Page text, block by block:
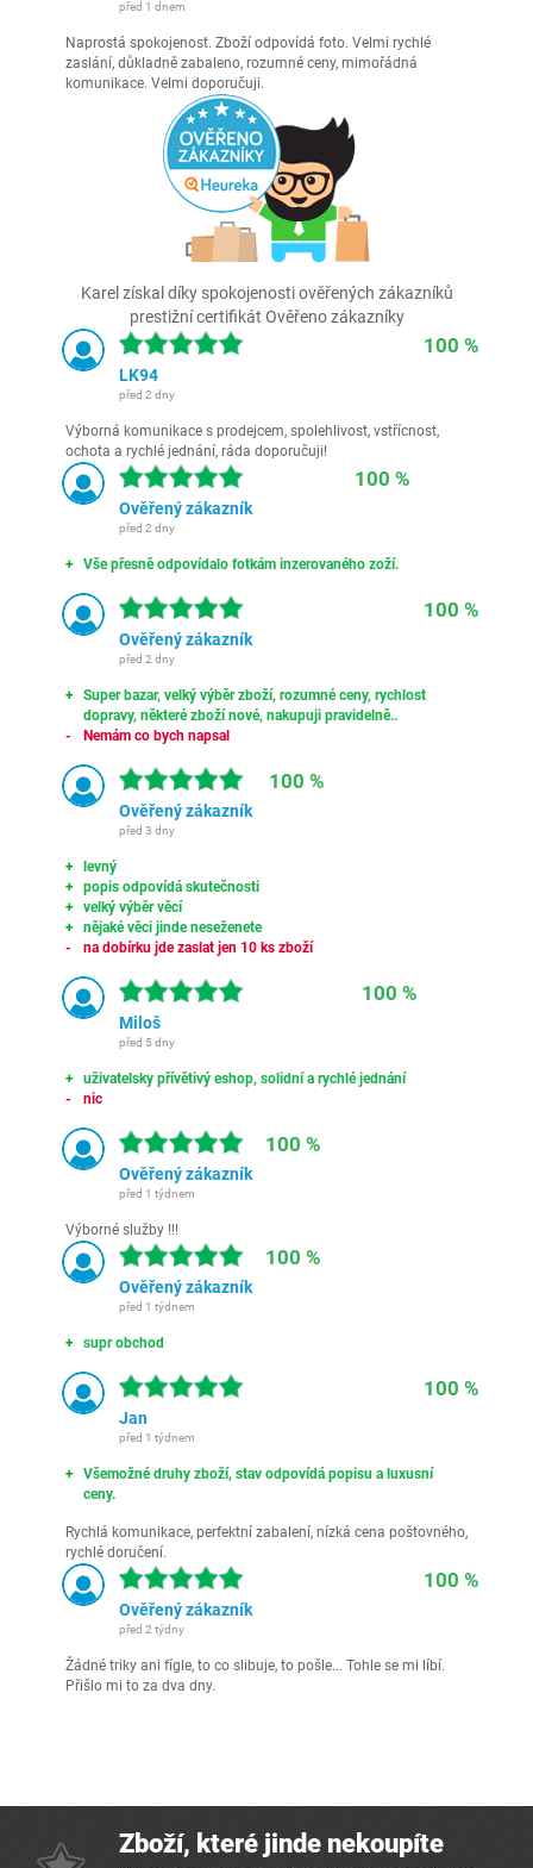
před 1 dnem
Naprostá spokojenost. Zboží odpovídá foto. Velmi rychlé
zaslání, důkladně zabaleno, rozumné ceny, mimořádná
komunikace. Velmi doporučuji.
Karel získal díky spokojenosti ověřených zákazníků
prestižní certifikát Ověřeno zákazníky
100 %
LK94
před 2 dny
Výborná komunikace s prodejcem, spolehlivost, vstřícnost,
ochota a rychlé jednání, ráda doporučuji!
100 %
Ověřený zákazník
před 2 dny
Vše přesně odpovídalo fotkám inzerovaného zoží.
100 %
Ověřený zákazník
před 2 dny
Super bazar, velký výběr zboží, rozumné ceny, rychlost
dopravy, některé zboží nové, nakupuji pravidelně..
Nemám co bych napsal
100 %
Ověřený zákazník
před 3 dny
levný
popis odpovídá skutečnosti
velký výběr věcí
nějaké věci jinde neseženete
na dobírku jde zaslat jen 10 ks zboží
100 %
Miloš
před 5 dny
uživatelsky přívětivý eshop, solidní a rychlé jednání
nic
100 %
Ověřený zákazník
před 1 týdnem
Výborné služby !!!
100 %
Ověřený zákazník
před 1 týdnem
supr obchod
100 %
Jan
před 1 týdnem
Všemožné druhy zboží, stav odpovídá popisu a luxusní
ceny.
Rychlá komunikace, perfektní zabalení, nízká cena poštovného,
rychlé doručení.
100 %
Ověřený zákazník
před 2 týdny
Žádné triky ani fígle, to co slibuje, to pošle... Tohle se mi líbí.
Přišlo mi to za dva dny.
Zboží, které jinde nekoupíte